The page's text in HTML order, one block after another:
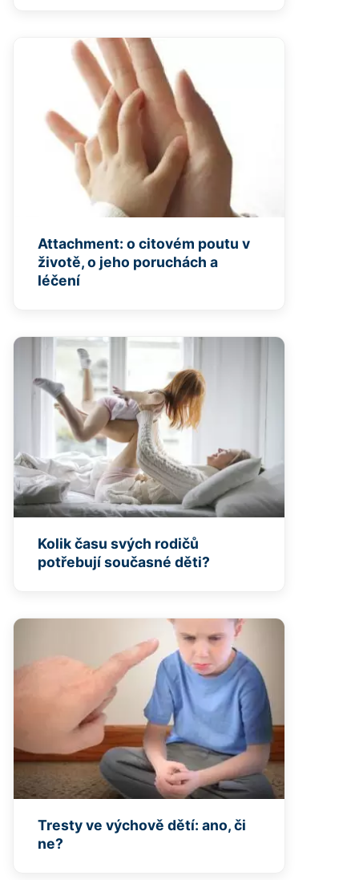
Attachment: o citovém poutu v
životě, o jeho poruchách a
léčení
Kolik času svých rodičů
potřebují současné děti?
Tresty ve výchově dětí: ano, či
ne?